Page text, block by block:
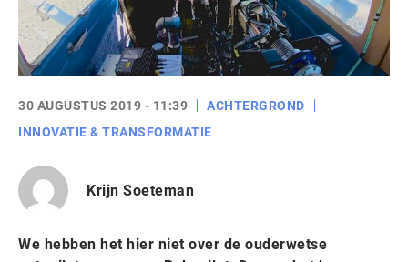
30 AUGUSTUS 2019 - 11:39
ACHTERGROND
INNOVATIE & TRANSFORMATIE
Krijn Soeteman
We hebben het hier niet over de ouderwetse